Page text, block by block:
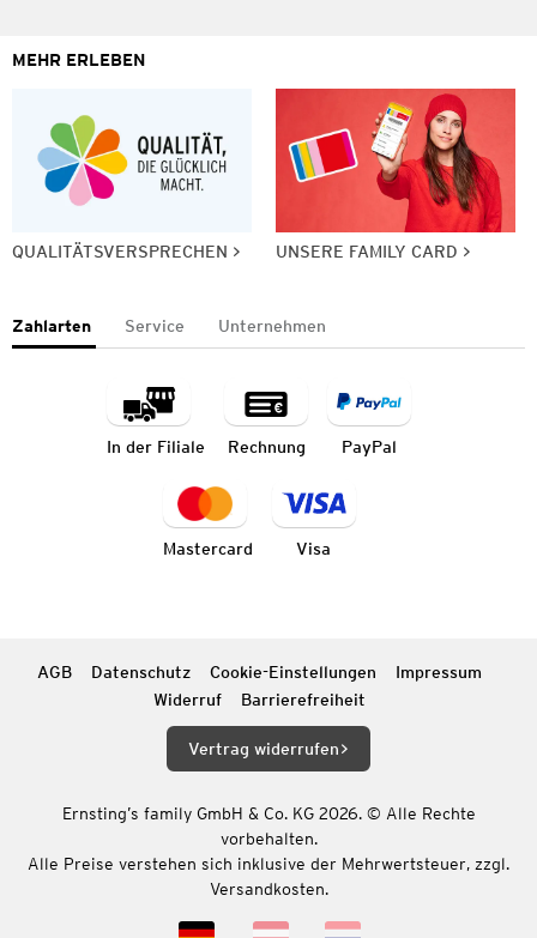
MEHR ERLEBEN
QUALITÄTSVERSPRECHEN UNSERE FAMILY CARD
Zahlarten Service Unternehmen
In der Filiale Rechnung PayPal
Mastercard Visa
AGB Datenschutz Cookie-Einstellungen
Impressum
Widerruf
Barrierefreiheit
Vertrag widerrufen
Ernsting’s family GmbH & Co. KG 2026. © Alle Rechte
vorbehalten.
Alle Preise verstehen sich inklusive der Mehrwertsteuer, zzgl.
Versandkosten.